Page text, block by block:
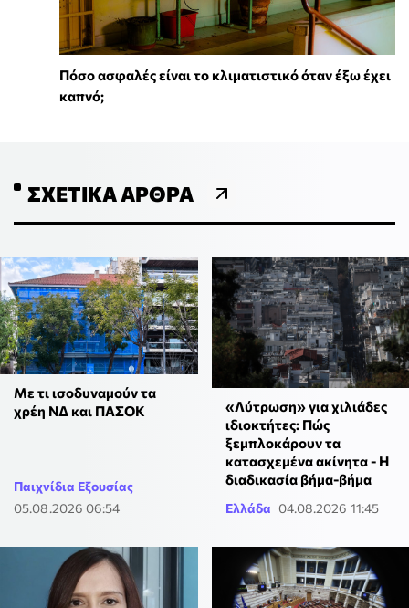
Πόσο ασφαλές είναι το κλιματιστικό όταν έξω έχει
καπνό;
ΣΧΕΤΙΚΆ ΆΡΘΡΑ
Με τι ισοδυναμούν τα
χρέη ΝΔ και ΠΑΣΟΚ
Παιχνίδια Εξουσίας
05.08.2026 06:54
«Λύτρωση» για χιλιάδες
ιδιοκτήτες: Πώς
ξεμπλοκάρουν τα
κατασχεμένα ακίνητα - Η
διαδικασία βήμα-βήμα
Ελλάδα 04.08.2026 11:45